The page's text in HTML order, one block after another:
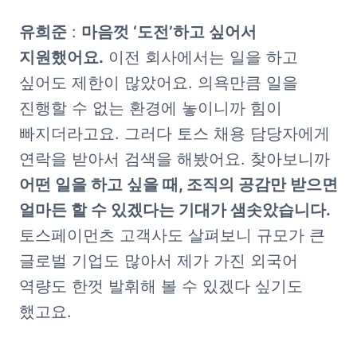
유희준 : 마음껏 ‘도전’하고 싶어서
지원했어요. 이전 회사에서는 일을 하고
싶어도 제한이 많았어요. 의욕만큼 일을
진행할 수 없는 환경에 놓이니까 힘이
빠지더라고요. 그러다 토스 채용 담당자에게
어떤 일을 하고 싶을 때, 조직의 공감만 받으면
얼마든 할 수 있겠다는 기대가 샘솟았습니다.
토스페이먼츠 고객사도 살펴보니 규모가 큰
글로벌 기업도 많아서 제가 가진 외국어
역량도 한껏 발휘해 볼 수 있겠다 싶기도
했고요.